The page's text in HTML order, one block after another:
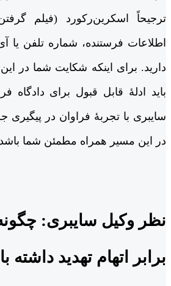
ترجیحاً اسکرین‌رکورد (فیلم
اطلاعات فرستنده، شماره تلفن یا
دارید. برای اینکه شکایت شما در
باید ادلۀ قابل قبول برای دادگاه
سایبری با تجربۀ فراوان در پیگیری
در این مسیر همراه مطمئن شما
نظر وکیل سایبری:
برابر اتهام تهدید داشته